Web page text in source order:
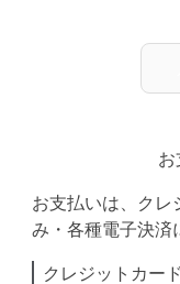
お
お支払いは、クレ
み・各種電子決済
クレジットカード